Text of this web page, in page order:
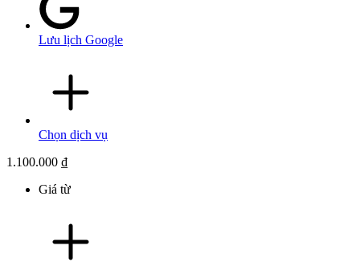
Lưu lịch Google
Chọn dịch vụ
1.100.000 ₫
Giá từ